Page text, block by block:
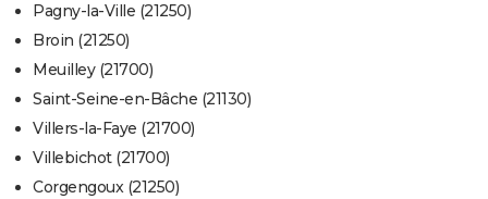
Pagny-la-Ville (21250)
Broin (21250)
Meuilley (21700)
Saint-Seine-en-Bâche (21130)
Villers-la-Faye (21700)
Villebichot (21700)
Corgengoux (21250)